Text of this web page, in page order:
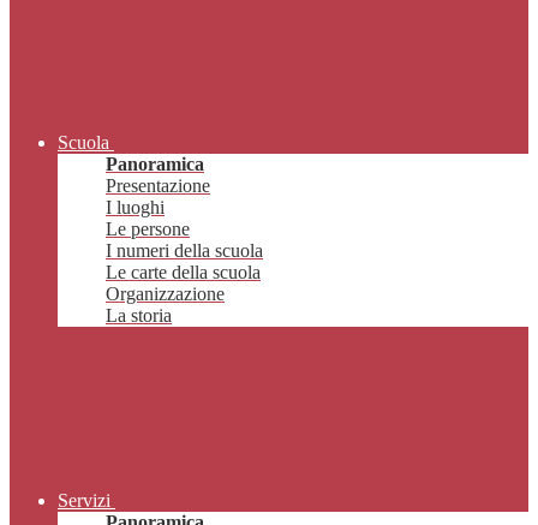
Scuola
Panoramica
Presentazione
I luoghi
Le persone
I numeri della scuola
Le carte della scuola
Organizzazione
La storia
Servizi